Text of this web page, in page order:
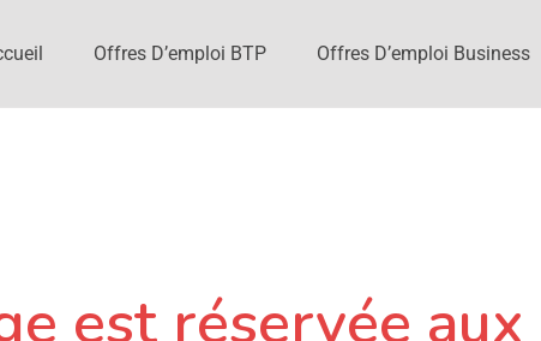
Offres D’emploi BTP Offres D’emploi Business
est réservée